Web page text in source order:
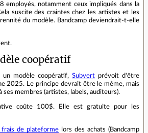
employés, notamment ceux impliqués dans la
suscite des craintes chez les artistes et les
du modèle. Bandcamp deviendrait-t-elle
coopératif
modèle coopératif, Subvert prévoit d'être
2025. Le principe devrait être le même, mais
ses membres (artistes, labels, auditeurs).
coûte 100$. Elle est gratuite pour les
frais de plateforme lors des achats (Bandcamp